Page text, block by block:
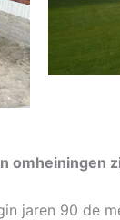
omheiningen
jaren 90 de